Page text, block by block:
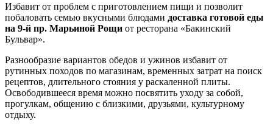
Избавит от проблем с приготовлением пищи и позволит
побаловать семью вкусными блюдами доставка готовой еды
на 9-й пр. Марьиной Рощи от ресторана «Бакинский
Бульвар».
Разнообразие вариантов обедов и ужинов избавит от
рутинных походов по магазинам, временных затрат на поиск
рецептов, длительного стояния у раскаленной плиты.
Освободившееся время можно посвятить уходу за собой,
прогулкам, общению с близкими, друзьями, культурному
отдыху.